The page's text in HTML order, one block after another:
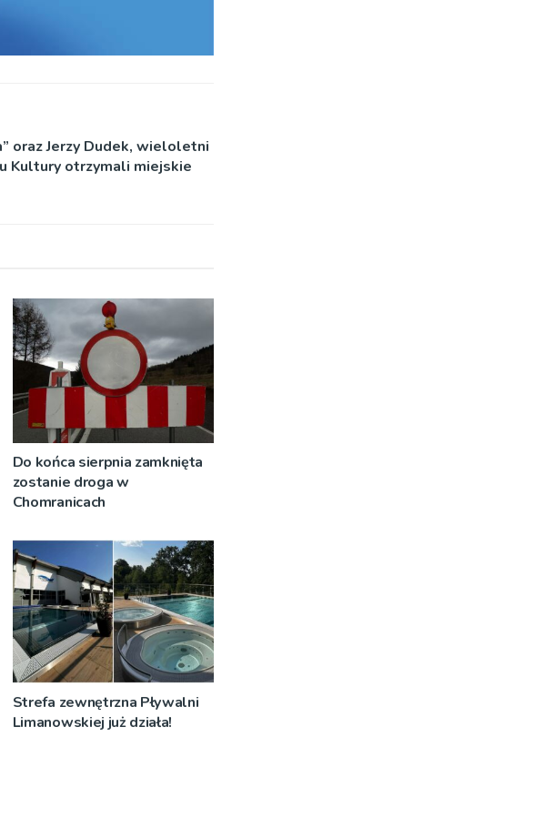
oraz Jerzy Dudek, wieloletni
Kultury otrzymali miejskie
Do końca sierpnia zamknięta
zostanie droga w
Chomranicach
Strefa zewnętrzna Pływalni
Limanowskiej już działa!